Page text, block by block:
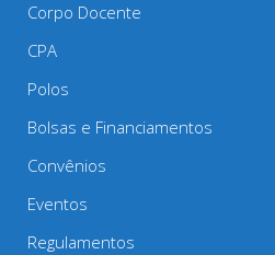
Corpo Docente
CPA
Polos
Bolsas e Financiamentos
Convênios
Eventos
Regulamentos